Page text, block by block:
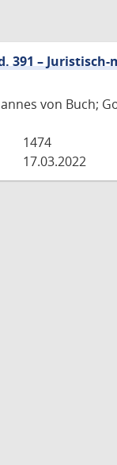
391 –
von Buch;
1474
17.03.2022